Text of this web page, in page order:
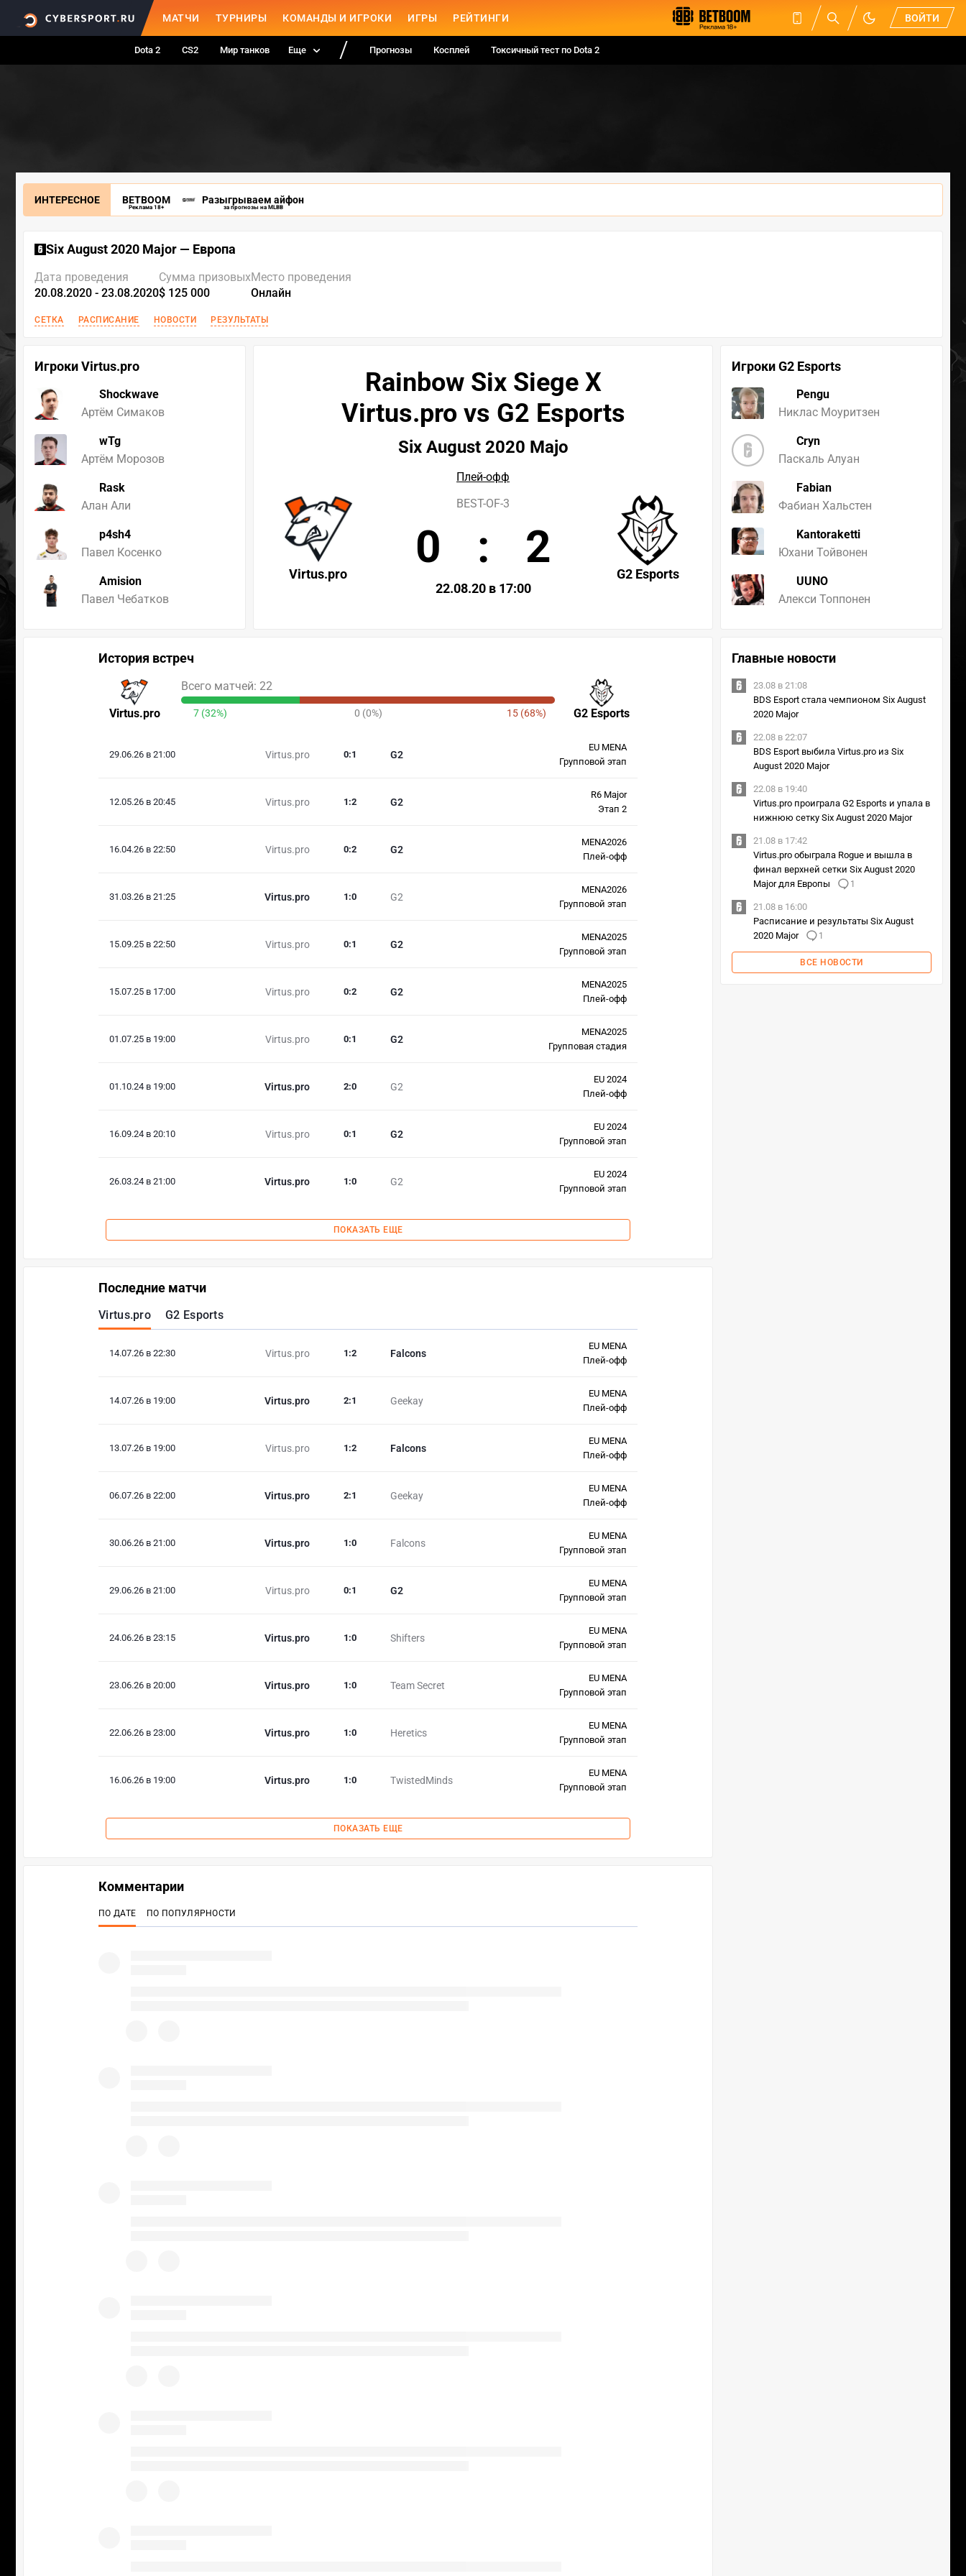
МАТЧИ ТУРНИРЫ КОМАНДЫ И ИГРОКИ ИГРЫ РЕЙТИНГИ ВОЙТИ
Dota 2 CS2 Мир танков Еще Прогнозы Косплей Токсичный тест по Dota 2
ИНТЕРЕСНОЕ BETBOOM
Реклама 18+
Разыгрываем айфон
за прогнозы на MLBB
Six August 2020 Major — Европа
Дата проведения
20.08.2020 - 23.08.2020
Сумма призовых
$ 125 000
Место проведения
Онлайн
СЕТКА РАСПИСАНИЕ НОВОСТИ РЕЗУЛЬТАТЫ
Игроки Virtus.pro
Shockwave
Артём Симаков
wTg
Артём Морозов
Rask
Алан Али
p4sh4
Павел Косенко
Amision
Павел Чебатков
Игроки G2 Esports
Pengu
Никлас Моуритзен
Cryn
Паскаль Алуан
Fabian
Фабиан Хальстен
Kantoraketti
Юхани Тойвонен
UUNO
Алекси Топпонен
Rainbow Six Siege X
Virtus.pro vs G2 Esports
Six August 2020 Majo
Плей-офф
Virtus.pro G2 Esports
BEST-OF-3
0 : 2
22.08.20 в 17:00
История встреч
Virtus.pro G2 Esports
Всего матчей: 22
7 (32%) 0 (0%) 15 (68%)
29.06.26 в 21:00 Virtus.pro G2
0:1
EU MENA
Групповой этап
12.05.26 в 20:45 Virtus.pro G2
1 :2
R6 Major
Этап 2
16.04.26 в 22:50 Virtus.pro G2
0:2
MENA2026
Плей-офф
31.03.26 в 21:25 Virtus.pro G2
1 :0
MENA2026
Групповой этап
15.09.25 в 22:50 Virtus.pro G2
0:1
MENA2025
Групповой этап
15.07.25 в 17:00 Virtus.pro G2
0:2
MENA2025
Плей-офф
01.07.25 в 19:00 Virtus.pro G2
0:1
MENA2025
Групповая стадия
01.10.24 в 19:00 Virtus.pro G2
2:0
EU 2024
Плей-офф
16.09.24 в 20:10 Virtus.pro G2
0:1
EU 2024
Групповой этап
26.03.24 в 21:00 Virtus.pro G2
1 :0
EU 2024
Групповой этап
ПОКАЗАТЬ ЕЩЕ
Последние матчи
Virtus.pro G2 Esports
14.07.26 в 22:30 Virtus.pro Falcons
1 :2
EU MENA
Плей-офф
14.07.26 в 19:00 Virtus.pro Geekay
2:1
EU MENA
Плей-офф
13.07.26 в 19:00 Virtus.pro Falcons
1 :2
EU MENA
Плей-офф
06.07.26 в 22:00 Virtus.pro Geekay
2:1
EU MENA
Плей-офф
30.06.26 в 21:00 Virtus.pro Falcons
1 :0
EU MENA
Групповой этап
29.06.26 в 21:00 Virtus.pro G2
0:1
EU MENA
Групповой этап
24.06.26 в 23:15 Virtus.pro Shifters
1 :0
EU MENA
Групповой этап
23.06.26 в 20:00 Virtus.pro Team Secret
1 :0
EU MENA
Групповой этап
22.06.26 в 23:00 Virtus.pro Heretics
1 :0
EU MENA
Групповой этап
16.06.26 в 19:00 Virtus.pro TwistedMinds
1 :0
EU MENA
Групповой этап
ПОКАЗАТЬ ЕЩЕ
Главные новости
23.08 в 21:08
BDS Esport стала чемпионом Six August
2020 Major
22.08 в 22:07
BDS Esport выбила Virtus.pro из Six
August 2020 Major
22.08 в 19:40
Virtus.pro проиграла G2 Esports и упала в
нижнюю сетку Six August 2020 Major
21.08 в 17:42
Virtus.pro обыграла Rogue и вышла в
финал верхней сетки Six August 2020
Major для Европы
1
21.08 в 16:00
Расписание и результаты Six August
2020 Major
1
ВСЕ НОВОСТИ
Комментарии
ПО ДАТЕ ПО ПОПУЛЯРНОСТИ